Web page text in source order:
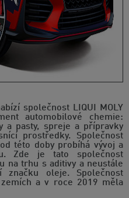
společnost LIQUI MOLY
automobilové chemie:
a pasty, spreje a přípravky
prostředky. Společnost
této doby probíhá vývoj a
Zde je tato společnost
na trhu s aditivy a neustále
značku oleje. Společnost
a v roce 2019 měla